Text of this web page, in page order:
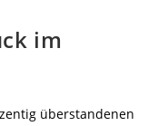
im
überstandenen